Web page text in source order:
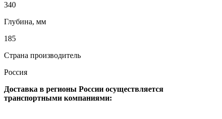
340
Глубина, мм
185
Страна производитель
Россия
Доставка в регионы России осуществляется
транспортными компаниями: